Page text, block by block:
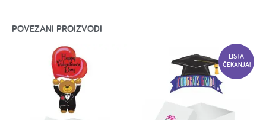
POVEZANI PROIZVODI
LISTA
ČEKANJA!